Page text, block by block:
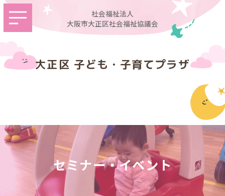
社会福祉法人
大阪市大正区社会福祉協議会
大正区 子ども・子育てプラザ
セミナー・イベント